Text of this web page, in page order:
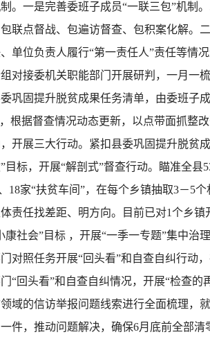
。一是完善委班子成员“一联三包”机制
联点督战、包遍访督查、包积案化解。
单位负责人履行“第一责任人”责任等情
对接委机关职能部门开展研判，一月一
巩固提升脱贫成果任务清单，由委班子
根据督查情况动态更新，以点带面抓整改
开展三大行动。紧扣县委巩固提升脱贫
目标，开展“解剖式”督查行动。瞄准全
18家“扶贫车间”，在每个乡镇抽取3－5
责任找差距、明方向。目前已对1个乡
康社会”目标 ，开展“一季一专题”集中
对照任务开展“回头看”和自查自纠行动
“回头看”和自查自纠情况，开展“检查
域的信访举报问题线索进行全面梳理
件，推动问题解决，确保6月底前全部清